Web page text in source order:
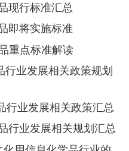
现行标准汇总
即将实施标准
重点标准解读
行业发展相关政策规划
行业发展相关政策汇总
行业发展相关规划汇总